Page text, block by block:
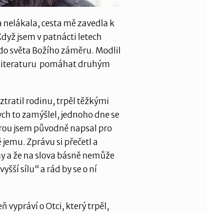
cesta mě zavedla k
jsem v patnácti letech
světa Božího záměru. Modlil
literaturu pomáhat druhým
ztratil rodinu, trpěl těžkými
to zamýšlel, jednoho dne se
jsem původně napsal pro
Zprávu si přečetl a
a že na slova básně nemůže
sílu“ a rád by se o ní
vypráví o Otci, který trpěl,